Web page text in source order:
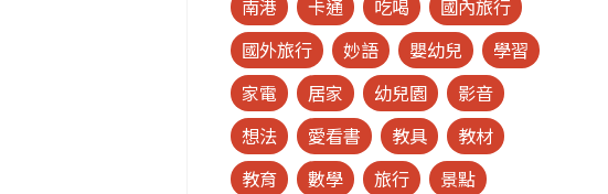
南港
卡通 吃喝
國內旅行
國外旅行
妙語 嬰幼兒
學習
家電
居家 幼兒園
影音
想法
愛看書 教具
教材
教育
數學 旅行
景點